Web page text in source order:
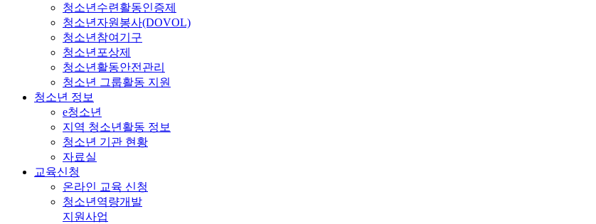
청소년수련활동인증제
청소년자원봉사(DOVOL)
청소년참여기구
청소년포상제
청소년활동안전관리
청소년 그룹활동 지원
청소년 정보
e청소년
지역 청소년활동 정보
청소년 기관 현황
자료실
교육신청
온라인 교육 신청
청소년역량개발
지원사업